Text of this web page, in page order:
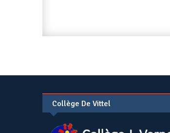
Collège De Vittel